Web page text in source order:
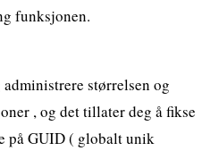
funksjonen.
størrelsen og
, og det tillater deg å fikse
på GUID ( globalt unik